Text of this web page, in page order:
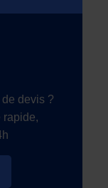
devis ?
rapide,